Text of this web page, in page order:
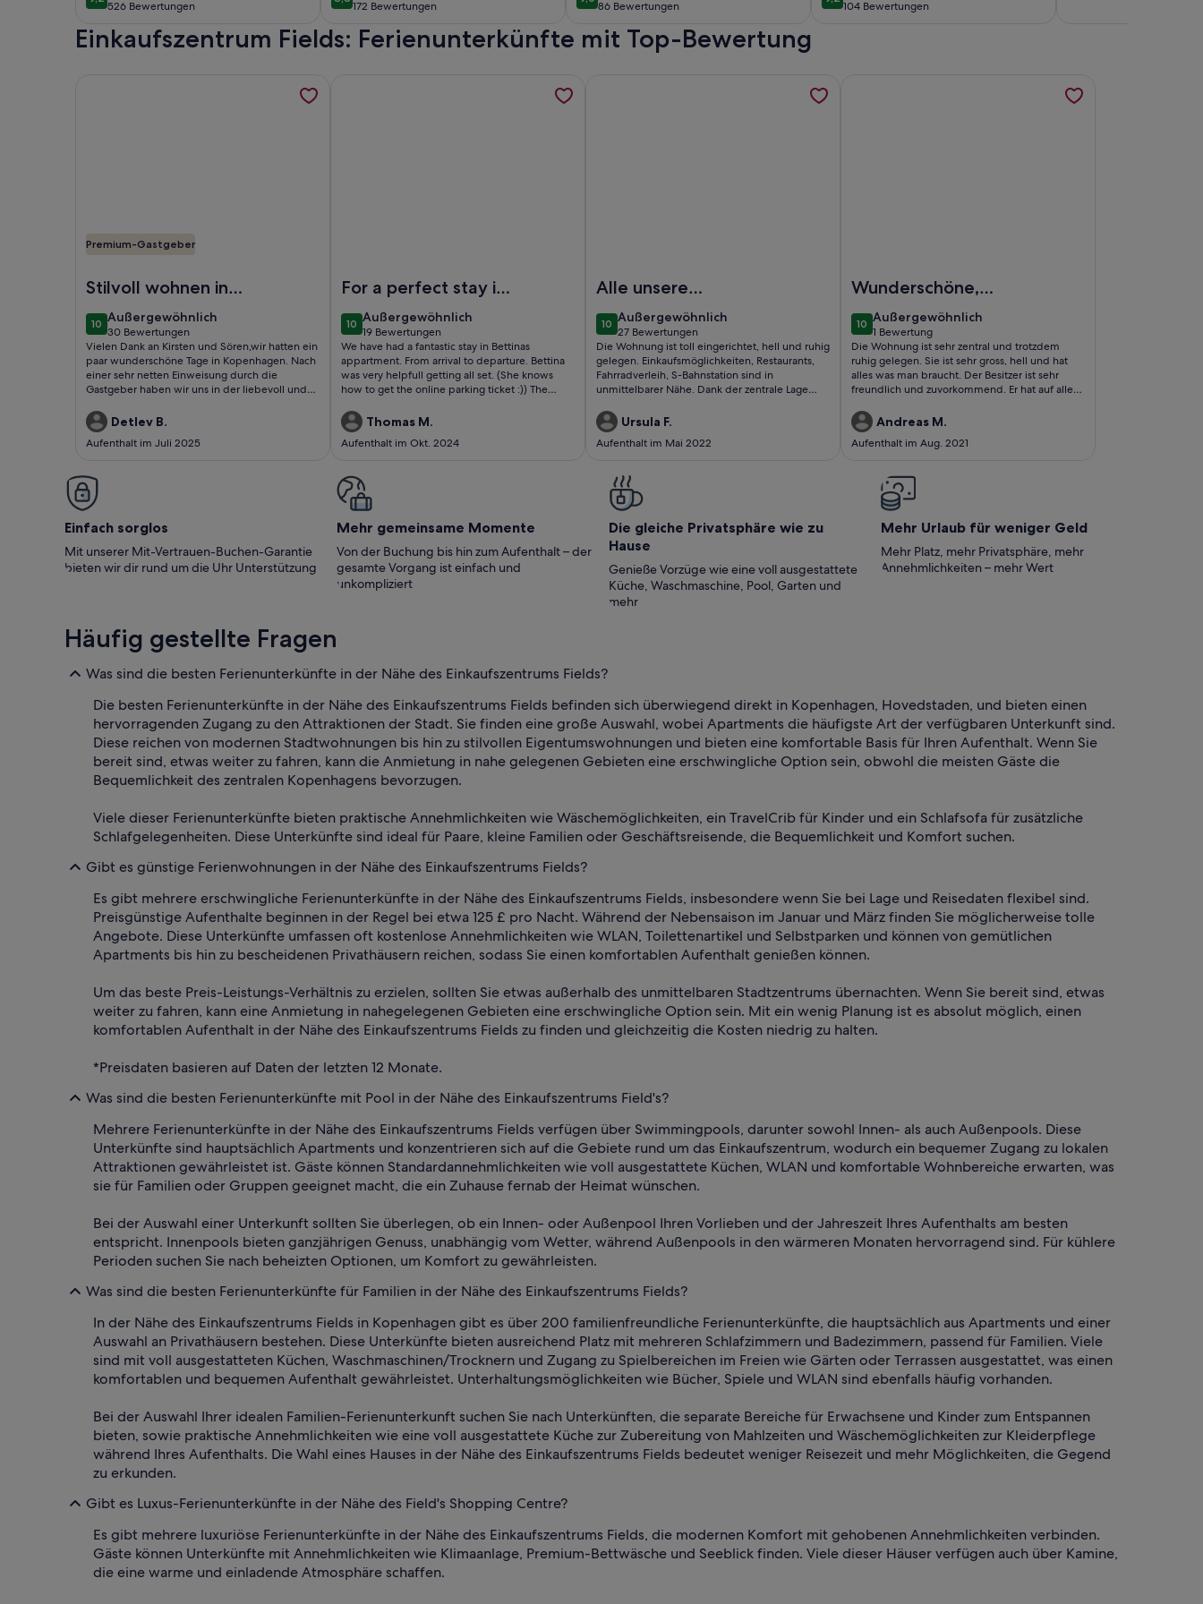
9,2 von 10
526 Bewertungen
(526
bewertungen)
8,8 von 10
172 Bewertungen
(172
bewertungen)
9,0 von 10
86 Bewertungen
(86
bewertungen)
9,2 von 10
104 Bewertungen
(104
Einkaufszentrum Fields: Ferienunterkünfte mit Top-Bewertung
Premium-Gastgeber
Stilvoll wohnen in
Kopenhagen
1010 von 10
Außergewöhnlich
außergewöhnlich
30 Bewertungen
(30
bewertungen)
Vielen Dank an Kirsten und Sören,wir hatten ein
paar wunderschöne Tage in Kopenhagen. Nach
einer sehr netten Einweisung durch die
Gastgeber haben wir uns in der liebevoll und
gelegenen Wohnung rundum
wohlgefühlt.Gerne wieder!Detlev und Eike
Detlev B.
Aufenthalt im Juli 2025
For a perfect stay in
CPH
1010 von 10
Außergewöhnlich
außergewöhnlich
19 Bewertungen
(19
bewertungen)
We have had a fantastic stay in Bettinas
appartment. From arrival to departure. Bettina
was very helpfull getting all set. (She knows
how to get the online parking ticket :)) The
Underground and the city center. In close
distance we found nice restaurants and bars.
The grocery store is just across the street. The
your appartment.
Thomas M.
Aufenthalt im Okt. 2024
Alle unsere
Erwartungen wurden
voll erfüllt
1010 von 10
Außergewöhnlich
außergewöhnlich
27 Bewertungen
(27
bewertungen)
Die Wohnung ist toll eingerichtet, hell und ruhig
gelegen. Einkaufsmöglichkeiten, Restaurants,
Fahrradverleih, S-Bahnstation sind in
unmittelbarer Nähe. Dank der zentrale Lage
Einschränkung: lange steile Treppe bis in den 4.
Stock. Wir waren rund um zufrieden.
Ursula F.
Aufenthalt im Mai 2022
Wunderschöne,
authentische
Wohnung in
Kopenhagen
1010 von 10
Außergewöhnlich
außergewöhnlich
1 Bewertung
(1
bewertung)
Die Wohnung ist sehr zentral und trotzdem
ruhig gelegen. Sie ist sehr gross, hell und hat
alles was man braucht. Der Besitzer ist sehr
freundlich und zuvorkommend. Er hat auf alle
erfüllt.Andreas M.
Aufenthalt im Aug. 2021
Einfach sorglos
Mit unserer Mit-Vertrauen-Buchen-Garantie
bieten wir dir rund um die Uhr Unterstützung
Mehr gemeinsame Momente
Von der Buchung bis hin zum Aufenthalt – der
gesamte Vorgang ist einfach und
unkompliziert
Die gleiche Privatsphäre wie zu
Hause
Genieße Vorzüge wie eine voll ausgestattete
Küche, Waschmaschine, Pool, Garten und
mehr
Mehr Urlaub für weniger Geld
Mehr Platz, mehr Privatsphäre, mehr
Annehmlichkeiten – mehr Wert
Häufig gestellte Fragen
Was sind die besten Ferienunterkünfte in der Nähe des Einkaufszentrums Fields?
Die besten Ferienunterkünfte in der Nähe des Einkaufszentrums Fields befinden sich überwiegend direkt in Kopenhagen, Hovedstaden, und bieten einen
hervorragenden Zugang zu den Attraktionen der Stadt. Sie finden eine große Auswahl, wobei Apartments die häufigste Art der verfügbaren Unterkunft sind.
Diese reichen von modernen Stadtwohnungen bis hin zu stilvollen Eigentumswohnungen und bieten eine komfortable Basis für Ihren Aufenthalt. Wenn Sie
bereit sind, etwas weiter zu fahren, kann die Anmietung in nahe gelegenen Gebieten eine erschwingliche Option sein, obwohl die meisten Gäste die
Bequemlichkeit des zentralen Kopenhagens bevorzugen.
Viele dieser Ferienunterkünfte bieten praktische Annehmlichkeiten wie Wäschemöglichkeiten, ein TravelCrib für Kinder und ein Schlafsofa für zusätzliche
Schlafgelegenheiten. Diese Unterkünfte sind ideal für Paare, kleine Familien oder Geschäftsreisende, die Bequemlichkeit und Komfort suchen.
Gibt es günstige Ferienwohnungen in der Nähe des Einkaufszentrums Fields?
Es gibt mehrere erschwingliche Ferienunterkünfte in der Nähe des Einkaufszentrums Fields, insbesondere wenn Sie bei Lage und Reisedaten flexibel sind.
Preisgünstige Aufenthalte beginnen in der Regel bei etwa 125 £ pro Nacht. Während der Nebensaison im Januar und März finden Sie möglicherweise tolle
Angebote. Diese Unterkünfte umfassen oft kostenlose Annehmlichkeiten wie WLAN, Toilettenartikel und Selbstparken und können von gemütlichen
Apartments bis hin zu bescheidenen Privathäusern reichen, sodass Sie einen komfortablen Aufenthalt genießen können.
Um das beste Preis-Leistungs-Verhältnis zu erzielen, sollten Sie etwas außerhalb des unmittelbaren Stadtzentrums übernachten. Wenn Sie bereit sind, etwas
weiter zu fahren, kann eine Anmietung in nahegelegenen Gebieten eine erschwingliche Option sein. Mit ein wenig Planung ist es absolut möglich, einen
komfortablen Aufenthalt in der Nähe des Einkaufszentrums Fields zu finden und gleichzeitig die Kosten niedrig zu halten.
*Preisdaten basieren auf Daten der letzten 12 Monate.
Was sind die besten Ferienunterkünfte mit Pool in der Nähe des Einkaufszentrums Field's?
Mehrere Ferienunterkünfte in der Nähe des Einkaufszentrums Fields verfügen über Swimmingpools, darunter sowohl Innen- als auch Außenpools. Diese
Unterkünfte sind hauptsächlich Apartments und konzentrieren sich auf die Gebiete rund um das Einkaufszentrum, wodurch ein bequemer Zugang zu lokalen
Attraktionen gewährleistet ist. Gäste können Standardannehmlichkeiten wie voll ausgestattete Küchen, WLAN und komfortable Wohnbereiche erwarten, was
sie für Familien oder Gruppen geeignet macht, die ein Zuhause fernab der Heimat wünschen.
Bei der Auswahl einer Unterkunft sollten Sie überlegen, ob ein Innen- oder Außenpool Ihren Vorlieben und der Jahreszeit Ihres Aufenthalts am besten
entspricht. Innenpools bieten ganzjährigen Genuss, unabhängig vom Wetter, während Außenpools in den wärmeren Monaten hervorragend sind. Für kühlere
Perioden suchen Sie nach beheizten Optionen, um Komfort zu gewährleisten.
Was sind die besten Ferienunterkünfte für Familien in der Nähe des Einkaufszentrums Fields?
In der Nähe des Einkaufszentrums Fields in Kopenhagen gibt es über 200 familienfreundliche Ferienunterkünfte, die hauptsächlich aus Apartments und einer
Auswahl an Privathäusern bestehen. Diese Unterkünfte bieten ausreichend Platz mit mehreren Schlafzimmern und Badezimmern, passend für Familien. Viele
sind mit voll ausgestatteten Küchen, Waschmaschinen/Trocknern und Zugang zu Spielbereichen im Freien wie Gärten oder Terrassen ausgestattet, was einen
komfortablen und bequemen Aufenthalt gewährleistet. Unterhaltungsmöglichkeiten wie Bücher, Spiele und WLAN sind ebenfalls häufig vorhanden.
Bei der Auswahl Ihrer idealen Familien-Ferienunterkunft suchen Sie nach Unterkünften, die separate Bereiche für Erwachsene und Kinder zum Entspannen
bieten, sowie praktische Annehmlichkeiten wie eine voll ausgestattete Küche zur Zubereitung von Mahlzeiten und Wäschemöglichkeiten zur Kleiderpflege
während Ihres Aufenthalts. Die Wahl eines Hauses in der Nähe des Einkaufszentrums Fields bedeutet weniger Reisezeit und mehr Möglichkeiten, die Gegend
zu erkunden.
Gibt es Luxus-Ferienunterkünfte in der Nähe des Field's Shopping Centre?
Es gibt mehrere luxuriöse Ferienunterkünfte in der Nähe des Einkaufszentrums Fields, die modernen Komfort mit gehobenen Annehmlichkeiten verbinden.
Gäste können Unterkünfte mit Annehmlichkeiten wie Klimaanlage, Premium-Bettwäsche und Seeblick finden. Viele dieser Häuser verfügen auch über Kamine,
die eine warme und einladende Atmosphäre schaffen.